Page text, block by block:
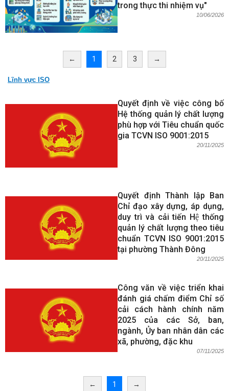
trong thực thi nhiệm vụ"
10/06/2026
← 1 2 3 →
Lĩnh vực ISO
Quyết định về việc công bố
Hệ thống quản lý chất lượng
phù hợp với Tiêu chuẩn quốc
gia TCVN ISO 9001:2015
20/11/2025
Quyết định Thành lập Ban
Chỉ đạo xây dựng, áp dụng,
duy trì và cải tiến Hệ thống
quản lý chất lượng theo tiêu
chuẩn TCVN ISO 9001:2015
tại phường Thành Đông
20/11/2025
Công văn về việc triển khai
đánh giá chấm điểm Chỉ số
cải cách hành chính năm
2025 của các Sở, ban,
ngành, Ủy ban nhân dân các
xã, phường, đặc khu
07/11/2025
← 1 →